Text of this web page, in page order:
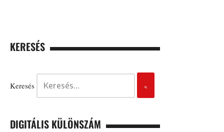
KERESÉS
Keresés
DIGITÁLIS KÜLÖNSZÁM